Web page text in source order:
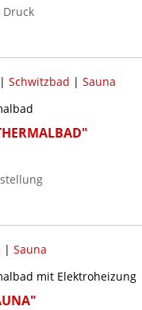
| Schwitzbad | Sauna
| Sauna
mit Elektroheizung